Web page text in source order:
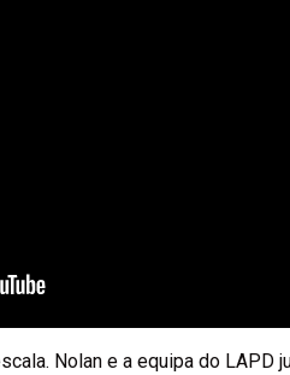
Nolan e a equipa do LAPD